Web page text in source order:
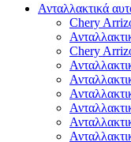
Ανταλλακτικά
Chery
Chery